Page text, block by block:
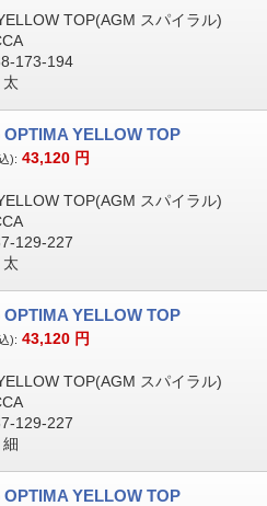
TOP(AGM スパイラル)
173-194
OPTIMA YELLOW TOP
): 43,120 円
TOP(AGM スパイラル)
129-227
OPTIMA YELLOW TOP
): 43,120 円
TOP(AGM スパイラル)
129-227
OPTIMA YELLOW TOP